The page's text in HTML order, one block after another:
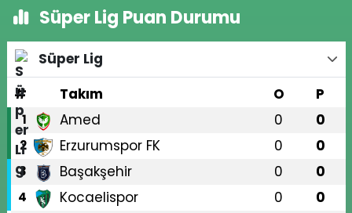
Süper Lig Puan Durumu
Süper Lig
#
Takım O P
1 Amed 0 0
2 Erzurumspor FK 0 0
3 Başakşehir 0 0
4 Kocaelispor 0 0